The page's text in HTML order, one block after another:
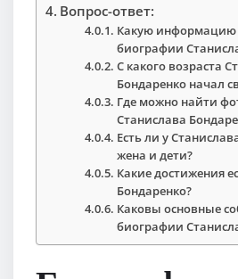
Вопрос-ответ:
Какую информацию
биографии
С какого возраста
Бондаренко начал
Где можно найти
Станислава
Есть ли у
жена и дети?
Какие достижения
Бондаренко?
Каковы основные
биографии